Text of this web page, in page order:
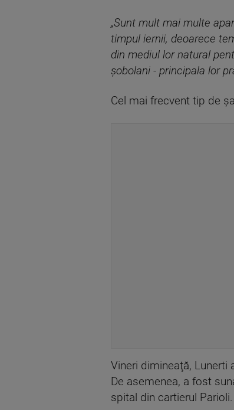
„Sunt mult mai multe
timpul iernii, deoarece
din mediul lor natural
şobolani - principala lor
Cel mai frecvent tip de
Vineri dimineaţă, Lunerti
De asemenea, a fost
spital din cartierul Parioli.